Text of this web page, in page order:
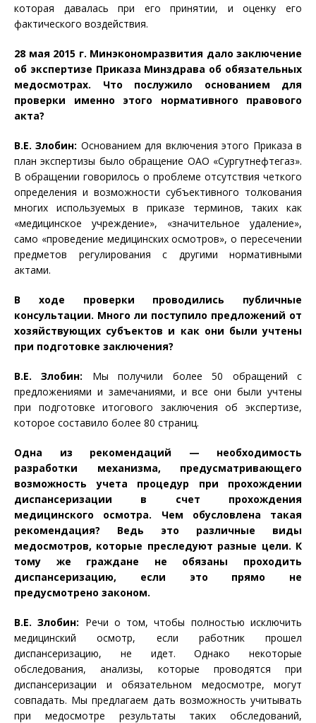
которая давалась при его принятии, и оценку его
фактического воздействия.
28 мая 2015 г. Минэкономразвития дало заключение
об экспертизе Приказа Минздрава об обязательных
медосмотрах. Что послужило основанием для
проверки именно этого нормативного правового
акта?
В.Е. Злобин: Основанием для включения этого Приказа в
план экспертизы было обращение ОАО «Сургутнефтегаз».
В обращении говорилось о проблеме отсутствия четкого
определения и возможности субъективного толкования
многих используемых в приказе терминов, таких как
«медицинское учреждение», «значительное удаление»,
само «проведение медицинских осмотров», о пересечении
предметов регулирования с другими нормативными
актами.
В ходе проверки проводились публичные
консультации. Много ли поступило предложений от
хозяйствующих субъектов и как они были учтены
при подготовке заключения?
В.Е. Злобин: Мы получили более 50 обращений с
предложениями и замечаниями, и все они были учтены
при подготовке итогового заключения об экспертизе,
которое составило более 80 страниц.
Одна из рекомендаций — необходимость
разработки механизма, предусматривающего
возможность учета процедур при прохождении
диспансеризации в счет прохождения
медицинского осмотра. Чем обусловлена такая
рекомендация? Ведь это различные виды
медосмотров, которые преследуют разные цели. К
тому же граждане не обязаны проходить
диспансеризацию, если это прямо не
предусмотрено законом.
В.Е. Злобин: Речи о том, чтобы полностью исключить
медицинский осмотр, если работник прошел
диспансеризацию, не идет. Однако некоторые
обследования, анализы, которые проводятся при
диспансеризации и обязательном медосмотре, могут
совпадать. Мы предлагаем дать возможность учитывать
при медосмотре результаты таких обследований,